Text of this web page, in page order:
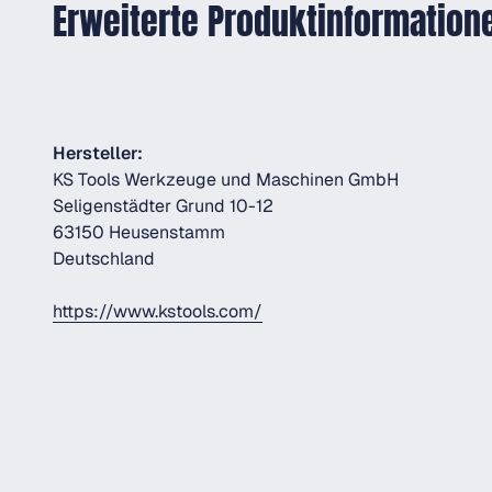
Erweiterte
Hersteller:
KS Tools Werkzeuge und Maschinen GmbH
Seligenstädter Grund 10-12
63150 Heusenstamm
Deutschland
https://www.kstools.com/